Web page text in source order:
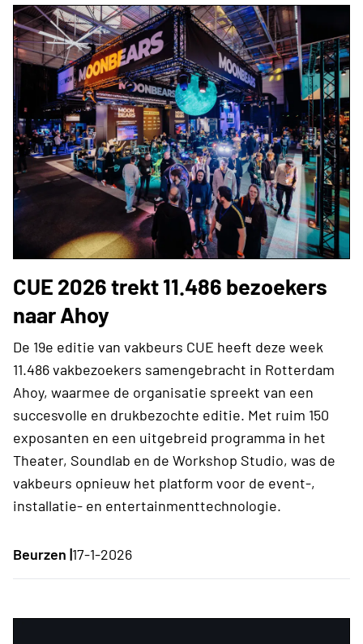
CUE 2026 trekt 11.486 bezoekers
naar Ahoy
De 19e editie van vakbeurs CUE heeft deze week
11.486 vakbezoekers samengebracht in Rotterdam
Ahoy, waarmee de organisatie spreekt van een
succesvolle en drukbezochte editie.​ Met ruim 150
exposanten en een uitgebreid programma in het
Theater, Soundlab en de Workshop Studio, was de
vakbeurs opnieuw het platform voor de event-,
installatie- en entertainmenttechnologie.
Beurzen |17-1-2026